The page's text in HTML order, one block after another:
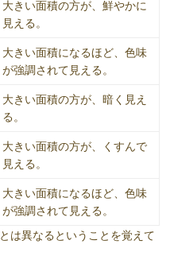
大きい面積の方が、鮮やかに
見える。
大きい面積になるほど、色味
が強調されて見える。
大きい面積の方が、暗く見え
る。
大きい面積の方が、くすんで
見える。
大きい面積になるほど、色味
が強調されて見える。
は異なるということを覚えて